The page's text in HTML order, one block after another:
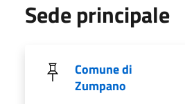
Sede principale
Comune di
Zumpano